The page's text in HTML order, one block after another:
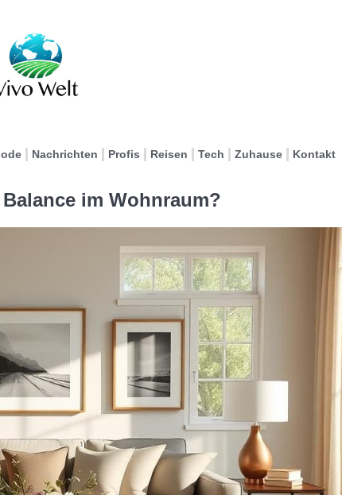
Nachrichten Profis Reisen Tech Zuhause Kontakt
im Wohnraum?